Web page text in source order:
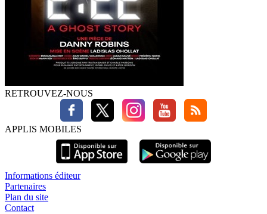
RETROUVEZ-NOUS
APPLIS MOBILES
Informations éditeur
Partenaires
Plan du site
Contact